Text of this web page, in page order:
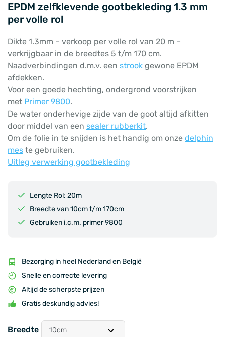
EPDM zelfklevende gootbekleding 1.3 mm
per volle rol
Dikte 1.3mm – verkoop per volle rol van 20 m –
verkrijgbaar in de breedtes 5 t/m 170 cm.
Naadverbindingen d.m.v. een strook gewone EPDM
afdekken.
Voor een goede hechting, ondergrond voorstrijken
met Primer 9800.
De water onderhevige zijde van de goot altijd afkitten
door middel van een sealer rubberkit.
Om de folie in te snijden is het handig om onze delphin
mes te gebruiken.
Uitleg verwerking gootbekleding
Lengte Rol: 20m
Breedte van 10cm t/m 170cm
Gebruiken i.c.m. primer 9800
Bezorging in heel Nederland en België
Snelle en correcte levering
Altijd de scherpste prijzen
Gratis deskundig advies!
Breedte